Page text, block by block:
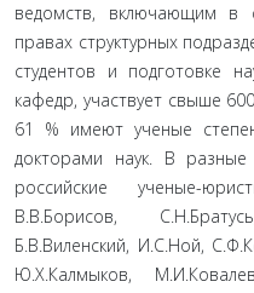
ведомств, включающим в
правах структурных
студентов и подготовке
кафедр, участвует свыше
61 % имеют ученые
докторами наук. В
российские ученые-
В.В.Борисов,
Б.В.Виленский, И.С.Ной,
Ю.Х.Калмыков,